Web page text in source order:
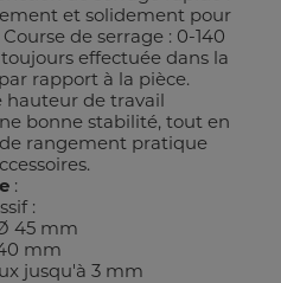
et solidement pour
de serrage : 0-140
effectuée dans la
rapport à la pièce.
hauteur de travail
bonne stabilité, tout en
rangement pratique
:
:
45 mm
mm
jusqu'à 3 mm